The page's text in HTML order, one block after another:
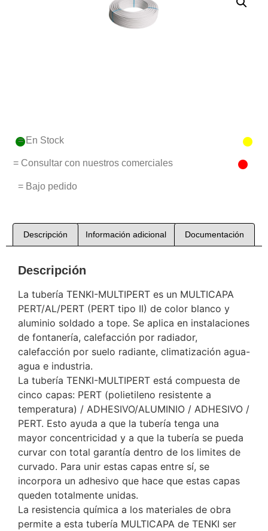
= En Stock
= Consultar con nuestros comerciales
= Bajo pedido
Descripción Información adicional Documentación
Descripción
La tubería TENKI-MULTIPERT es un MULTICAPA
PERT/AL/PERT (PERT tipo II) de color blanco y
aluminio soldado a tope. Se aplica en instalaciones
de fontanería, calefacción por radiador,
calefacción por suelo radiante, climatización agua-
agua e industria.
La tubería TENKI-MULTIPERT está compuesta de
cinco capas: PERT (polietileno resistente a
temperatura) / ADHESIVO/ALUMINIO / ADHESIVO /
PERT. Esto ayuda a que la tubería tenga una
mayor concentricidad y a que la tubería se pueda
curvar con total garantía dentro de los limites de
curvado. Para unir estas capas entre sí, se
incorpora un adhesivo que hace que estas capas
queden totalmente unidas.
La resistencia química a los materiales de obra
permite a esta tubería MULTICAPA de TENKI ser